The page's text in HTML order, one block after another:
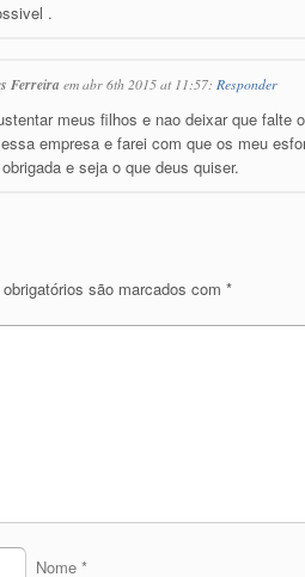
.
Ferreira em abr 6th 2015 at 11:57: Responder
meus filhos e nao deixar que falte
empresa e farei com que os meu
e seja o que deus quiser.
são marcados com *
Nome *